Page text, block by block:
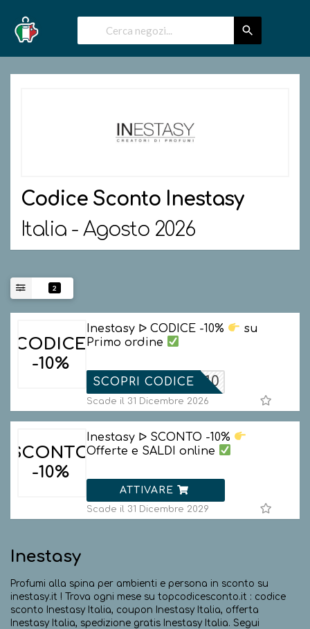
Codice Sconto Inestasy
Italia - Agosto 2026
2
CODICE
-10%
Inestasy ᐅ CODICE -10%
su
Primo ordine
ELCOME10
SCOPRI CODICE
Scade il 31 Dicembre 2026
SCONTO
-10%
Inestasy ᐅ SCONTO -10%
Offerte e SALDI online
ATTIVARE
Scade il 31 Dicembre 2029
Inestasy
Profumi alla spina per ambienti e persona in sconto su
inestasy.it ! Trova ogni mese su topcodicesconto.it : codice
sconto Inestasy Italia, coupon Inestasy Italia, offerta
Inestasy Italia, spedizione gratis Inestasy Italia. Segui